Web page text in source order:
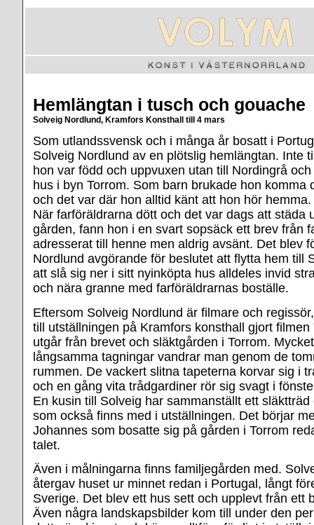
Hemlängtan i tusch och gouache
Solveig Nordlund, Kramfors Konsthall till 4 mars
Som utlandssvensk och i många år bosatt i
Solveig Nordlund av en plötslig hemlängtan. Inte
hon var född och uppvuxen utan till Nordingrå
hus i byn Torrom. Som barn brukade hon komma
och det var där hon alltid känt att hon hör hemma.
När farföräldrarna dött och det var dags att städa
gården, fann hon i en svart sopsäck ett brev från
adresserat till henne men aldrig avsänt. Det blev
Nordlund avgörande för beslutet att flytta hem till
att slå sig ner i sitt nyinköpta hus alldeles invid
och nära granne med farföräldrarnas boställe.
Eftersom Solveig Nordlund är filmare och
till utställningen på Kramfors konsthall gjort filmen
utgår från brevet och släktgården i Torrom.
långsamma tagningar vandrar man genom de
rummen. De vackert slitna tapeterna korvar sig i
och en gång vita trådgardiner rör sig svagt i
En kusin till Solveig har sammanställt ett
som också finns med i utställningen. Det börjar
Johannes som bosatte sig på gården i Torrom
talet.
Även i målningarna finns familjegården med.
återgav huset ur minnet redan i Portugal, långt
Sverige. Det blev ett hus sett och upplevt från ett
Även några landskapsbilder kom till under den